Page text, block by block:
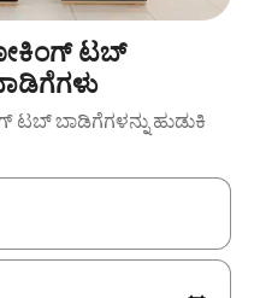
ಟಬ್
ಬಾಡಿಗೆಗಳನ್ನು ಹುಡುಕಿ
ಡೌನ್ ಬಾಣದ ಕೀಲಿಗಳೊಂದಿಗೆ